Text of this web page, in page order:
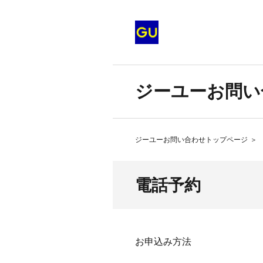
ジーユーお問
ジーユーお問い合わせトップページ ＞
電話予約
お申込み方法